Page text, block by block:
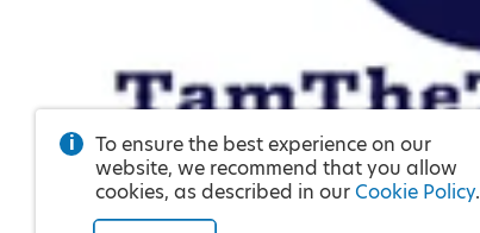
To ensure the best experience on our
website, we recommend that you allow
cookies, as described in our Cookie Policy.